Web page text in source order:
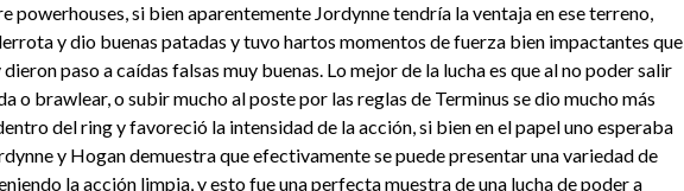
powerhouses, si bien aparentemente Jordynne tendría la ventaja en ese terreno,
y dio buenas patadas y tuvo hartos momentos de fuerza bien impactantes que
paso a caídas falsas muy buenas. Lo mejor de la lucha es que al no poder salir
o brawlear, o subir mucho al poste por las reglas de Terminus se dio mucho más
del ring y favoreció la intensidad de la acción, si bien en el papel uno esperaba
y Hogan demuestra que efectivamente se puede presentar una variedad de
la acción limpia, y esto fue una perfecta muestra de una lucha de poder a